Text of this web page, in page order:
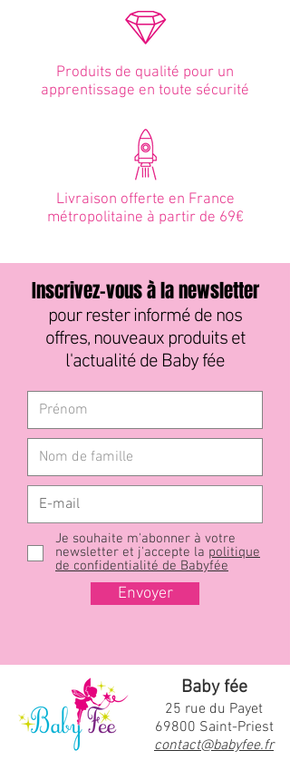
Produits de qualité pour un
apprentissage en toute sécurité
Livraison offerte en France
métropolitaine à partir de 69€
Inscrivez-vous à la newsletter
pour rester informé de nos
offres, nouveaux produits et
l'actualité de Baby fée
Je souhaite m'abonner à votre
newsletter et j'accepte la politique
de confidentialité de Babyfée
Envoyer
Baby fée
25 rue du Payet
69800 Saint-Priest
contact@babyfee.fr